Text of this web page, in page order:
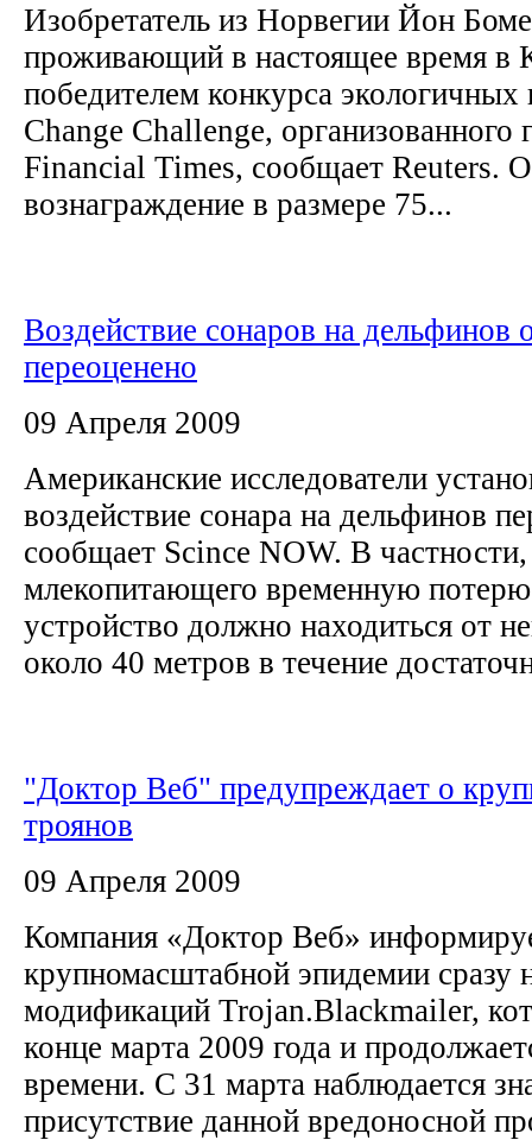
Изобретатель из Норвегии Йон
проживающий в настоящее время в
победителем конкурса
Change Challenge, организованного
Financial Times, сообщает Reuters.
вознаграждение в размере 75...
Воздействие сонаров на дельфинов
переоценено
09 Апреля 2009
Американские исследователи
воздействие сонара на дельфинов
сообщает Scince NOW. В
млекопитающего временную потерю
устройство должно находиться от
около 40 метров в течение
"Доктор Веб" предупреждает о
троянов
09 Апреля 2009
Компания «Доктор Веб»
крупномасштабной эпидемии сразу
модификаций Trojan.Blackmailer,
конце марта 2009 года и
времени. С 31 марта наблюдается
присутствие данной вредоносной